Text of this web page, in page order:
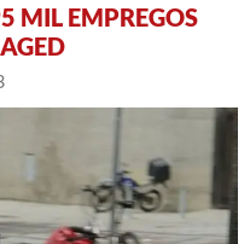
MIL EMPREGOS